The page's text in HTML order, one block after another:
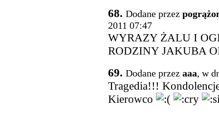
68. Dodane przez
2011 07:47
WYRAZY ŻALU I
RODZINY JAKUBA
69. Dodane przez aaa, w
Tragedia!!!
Kierowco